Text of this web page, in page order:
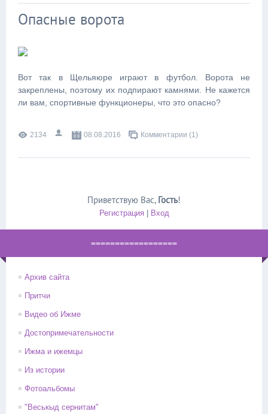
Опасные ворота
Вот так в Щельяюре играют в футбол. Ворота не
закреплены, поэтому их подпирают камнями. Не кажется
ли вам, спортивные функционеры, что это опасно?
2134 08.08.2016 Комментарии (1)
Приветствую Вас, Гость!
Регистрация| Вход
==================
Архив сайта
Притчи
Видео об Ижме
Достопримечательности
Ижма и ижемцы
Из истории
Фотоальбомы
"Веськыд сернитам"